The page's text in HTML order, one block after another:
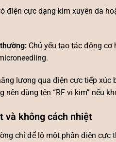
điện cực dạng kim xuyên da
Chủ yếu tạo tác động cơ
lượng qua điện cực tiếp
nên dùng tên “RF vi kim” nếu
và không cách nhiệt
chỉ để lộ một phần điện cực